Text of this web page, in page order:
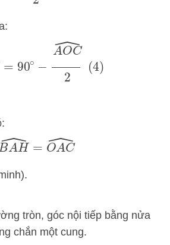
OC^2
BA H^ =OAC^
tròn, góc nội tiếp bằng nửa
chắn một cung.